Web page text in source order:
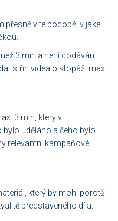
v té podobě, v jaké
3 min a není dodáván
střih videa o stopáži max.
3 min, který v
uděláno a čeho bylo
relevantní kampaňové
který by mohl porotě
představeného díla.